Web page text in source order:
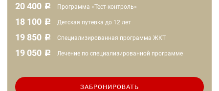
20 400 c Программа «Тест-контроль»
18 100 c Детская путевка до 12 лет
19 850 c Специализированная программа ЖКТ
19 050 c Лечение по специализированной программе
ЗАБРОНИРОВАТЬ